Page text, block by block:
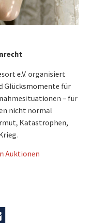
e.V. organisiert
Glücksmomente für
– für
nicht normal
Katastrophen,
Auktionen